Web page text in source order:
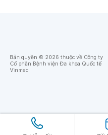
Bản quyền © 2026 thuộc về Công ty
Cổ phần Bệnh viện Đa khoa Quốc tế
Vinmec